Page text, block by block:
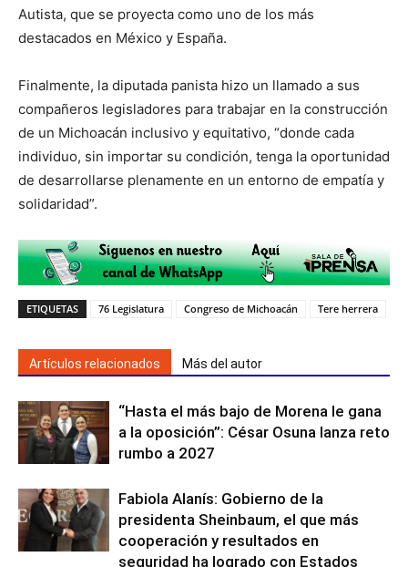
Autista, que se proyecta como uno de los más
destacados en México y España.
Finalmente, la diputada panista hizo un llamado a sus
compañeros legisladores para trabajar en la construcción
de un Michoacán inclusivo y equitativo, “donde cada
individuo, sin importar su condición, tenga la oportunidad
de desarrollarse plenamente en un entorno de empatía y
solidaridad”.
ETIQUETAS 76 Legislatura Congreso de Michoacán Tere herrera
Artículos relacionados Más del autor
“Hasta el más bajo de Morena le gana
a la oposición”: César Osuna lanza reto
rumbo a 2027
Fabiola Alanís: Gobierno de la
presidenta Sheinbaum, el que más
cooperación y resultados en
seguridad ha logrado con Estados